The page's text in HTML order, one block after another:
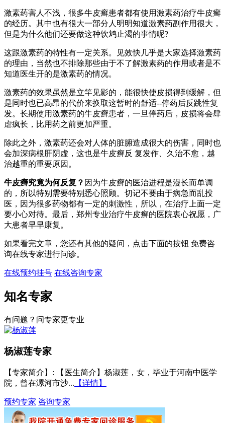
激素药害人不浅，很多牛皮癣患者都有使用激素药治疗牛皮癣
的经历。其中也有很大一部分人明明知道激素药副作用很大，
但是为什么他们还要做这种饮鸩止渴的事情呢?
这跟激素药的特性有一定关系。见效快几乎是大家选择激素药
的理由，当然也不排除那些由于不了解激素药的作用或者是不
知道医生开的是激素药的情况。
激素药的效果虽然是立竿见影的，能很快使皮损得到缓解，但
是同时也已高昂的代价来换取这暂时的舒适--停药后反跳性复
发。长期使用激素药的牛皮癣患者，一旦停药后，皮损将会肆
虐疯长，比用药之前更加严重。
除此之外，激素药还会对人体的脏腑造成很大的伤害，同时也
会加深病根肝阴虚，这也是牛皮癣反 复发作、久治不愈，越
治越重的重要原因。
牛皮癣究竟为何反复？ 因为牛皮癣的医治进程是漫长而单调
的，所以特别需要特别悉心照顾。切记不要由于病急而乱投
医，因为很多药物都有一定的刺激性，所以，在治疗上面一定
要小心对待。最后，郑州专业治疗牛皮癣的医院衷心祝愿，广
大患者早早康复。
如果看完文章，您还有其他的疑问，点击下面的按钮 免费咨
询在线专家进行问诊。
在线预约挂号 在线咨询专家
知名专家
有问题？问专家更专业
杨淑莲专家
【专家简介】 : 【医生简介】杨淑莲，女，毕业于河南中医学
院，曾在漯河市沙... 【详情】
预约专家 咨询专家